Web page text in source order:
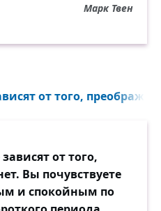
Марк Твен
от того,
от того,
Вы почувствуете
и спокойным по